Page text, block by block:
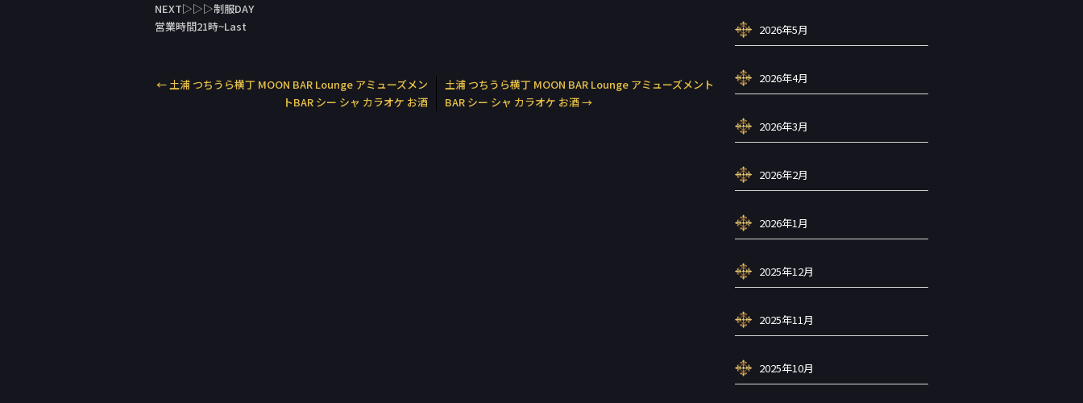
NEXT▷▷▷制服DAY
営業時間21時~Last
←土浦 つちうら横丁 MOON BAR Lounge アミューズメン
トBAR シー シャ カラオケ お酒
土浦 つちうら横丁 MOON BAR Lounge アミューズメント
BAR シー シャ カラオケ お酒→
2026年5月
2026年4月
2026年3月
2026年2月
2026年1月
2025年12月
2025年11月
2025年10月